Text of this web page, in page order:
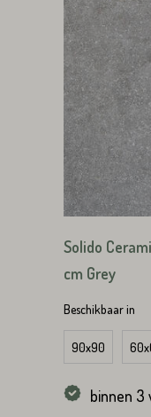
Solido
cm Grey
Beschikbaar in
90x90
binnen 3